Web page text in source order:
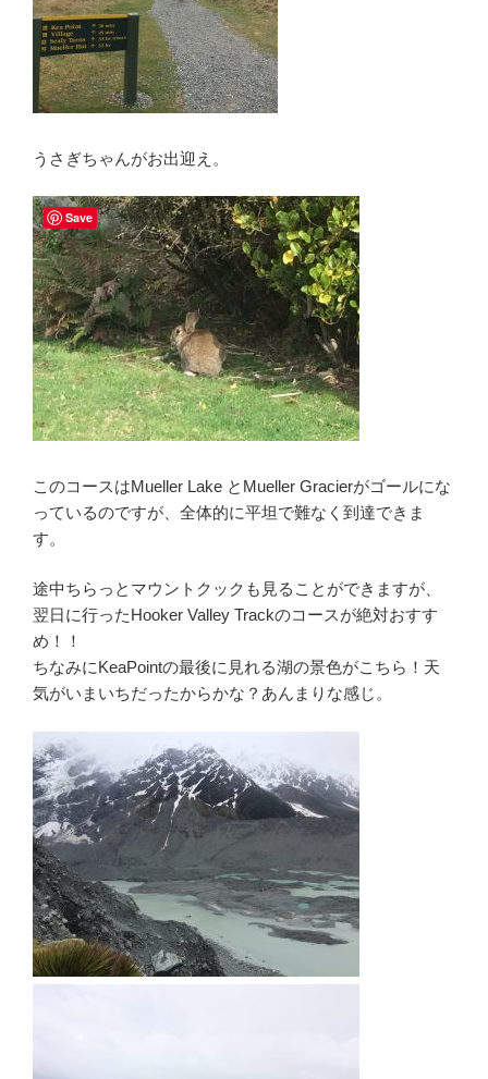
うさぎちゃんがお出迎え。
このコースはMueller Lake とMueller Gracierがゴールにな
っているのですが、全体的に平坦で難なく到達できま
す。
途中ちらっとマウントクックも見ることができますが、
翌日に行ったHooker Valley Trackのコースが絶対おすす
め！！
ちなみにKeaPointの最後に見れる湖の景色がこちら！天
気がいまいちだったからかな？あんまりな感じ。
Save